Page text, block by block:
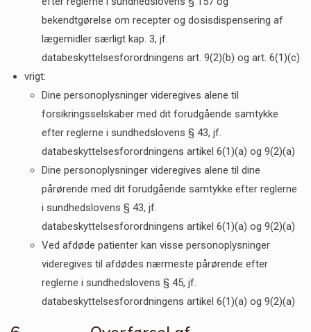
bekendtgørelse om recepter og dosisdispensering af
lægemidler særligt kap. 3, jf.
databeskyttelsesforordningens art. 9(2)(b) og art. 6(1)(c)
vrigt:
Dine personoplysninger videregives alene til
forsikringsselskaber med dit forudgående samtykke
efter reglerne i sundhedslovens § 43, jf.
databeskyttelsesforordningens artikel 6(1)(a) og 9(2)(a)
Dine personoplysninger videregives alene til dine
pårørende med dit forudgående samtykke efter reglerne
i sundhedslovens § 43, jf.
databeskyttelsesforordningens artikel 6(1)(a) og 9(2)(a)
Ved afdøde patienter kan visse personoplysninger
videregives til afdødes nærmeste pårørende efter
reglerne i sundhedslovens § 45, jf.
databeskyttelsesforordningens artikel 6(1)(a) og 9(2)(a)